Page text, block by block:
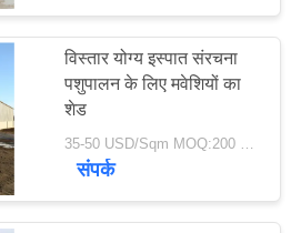
निर्माण
77
विस्तार योग्य इस्पात संरचना
पशुपालन के लिए मवेशियों का
शेड
35-50 USD/Sqm MOQ:200 वर्गमीटर
संपर्क